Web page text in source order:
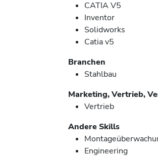
CATIA V5
Inventor
Solidworks
Catia v5
Branchen
Stahlbau
Marketing, Vertrieb,
Vertrieb
Andere Skills
Engineering